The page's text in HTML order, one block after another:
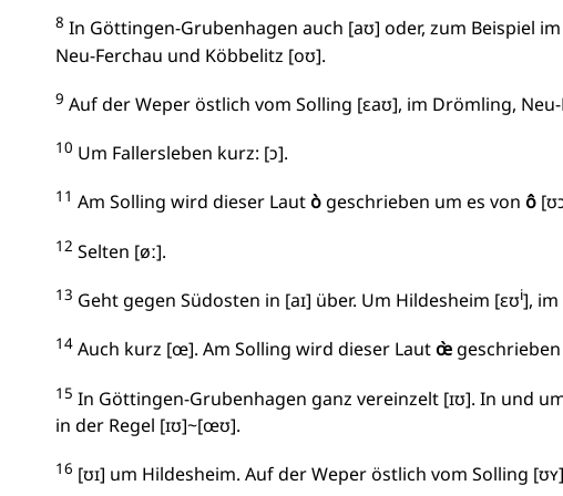
8 In Göttingen-Grubenhagen auch [aʊ] oder, zum Beispiel
Neu-Ferchau und Köbbelitz [oʊ].
9 Auf der Weper östlich vom Solling [ɛaʊ], im Drömling,
10 Um Fallersleben kurz: [ɔ].
11 Am Solling wird dieser Lautò geschrieben um es von ô
12 Selten [øː].
13 Geht gegen Südosten in [aɪ] über. Um Hildesheim [ɛʊi], im
14 Auch kurz [œ]. Am Solling wird dieser Lautœ̀
15 In Göttingen-Grubenhagen ganz vereinzelt [ɪʊ]. In und
in der Regel [ɪʊ]~[œʊ].
16 [ʊɪ] um Hildesheim. Auf der Weper östlich vom Solling